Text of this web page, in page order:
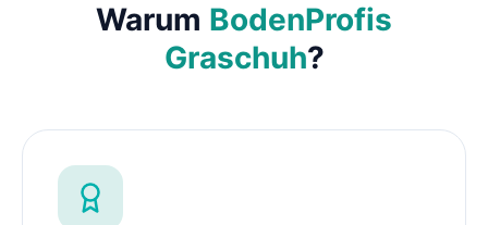
Warum BodenProfis
Graschuh?